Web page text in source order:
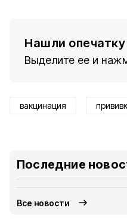
Нашли опечатку
Выделите ее и
вакцинация
Последние
Все новости